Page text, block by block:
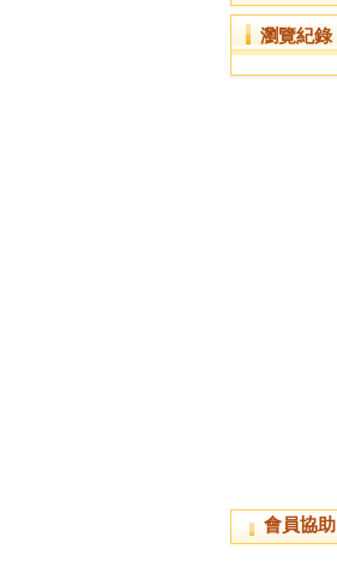
瀏覽紀錄
會員協助